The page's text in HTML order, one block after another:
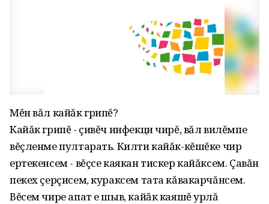
Мĕн вăл кайăк грипĕ?
Кайăк грипĕ - çивĕч инфекци чирĕ, вăл вилĕмпе
вĕçленме пултарать. Килти кайăк-кĕшĕке чир
ертекенсем - вĕçсе каякан тискер кайăксем. Çавăн
пекех çерçисем‚ кураксем тата кăвакарчăнсем.
Вĕсем чире апат е шыв‚ кайăк каяшĕ урлă